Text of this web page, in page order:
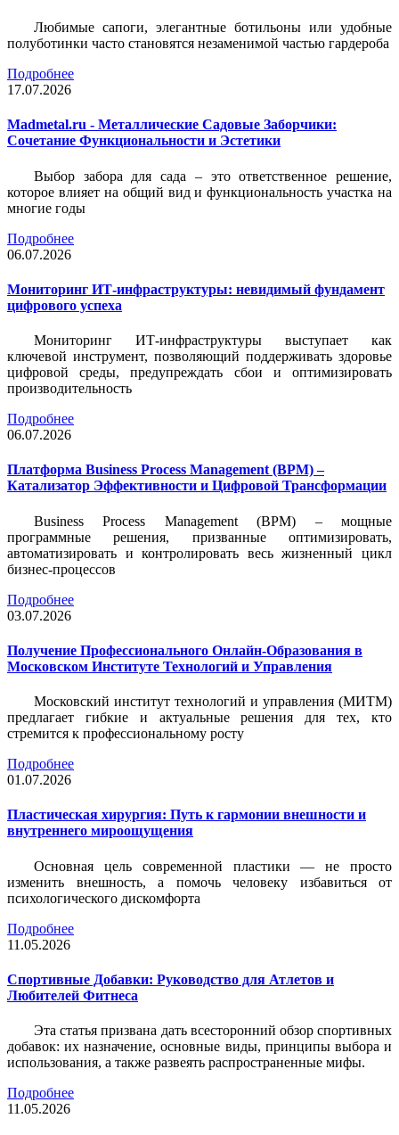
Любимые сапоги, элегантные ботильоны или удобные
полуботинки часто становятся незаменимой частью гардероба
Подробнее
17.07.2026
Madmetal.ru - Металлические Садовые Заборчики:
Сочетание Функциональности и Эстетики
Выбор забора для сада – это ответственное решение,
которое влияет на общий вид и функциональность участка на
многие годы
Подробнее
06.07.2026
Мониторинг ИТ-инфраструктуры: невидимый фундамент
цифрового успеха
Мониторинг ИТ-инфраструктуры выступает как
ключевой инструмент, позволяющий поддерживать здоровье
цифровой среды, предупреждать сбои и оптимизировать
производительность
Подробнее
06.07.2026
Платформа Business Process Management (BPM) –
Катализатор Эффективности и Цифровой Трансформации
Business Process Management (BPM) – мощные
программные решения, призванные оптимизировать,
автоматизировать и контролировать весь жизненный цикл
бизнес-процессов
Подробнее
03.07.2026
Получение Профессионального Онлайн-Образования в
Московском Институте Технологий и Управления
Московский институт технологий и управления (МИТМ)
предлагает гибкие и актуальные решения для тех, кто
стремится к профессиональному росту
Подробнее
01.07.2026
Пластическая хирургия: Путь к гармонии внешности и
внутреннего мироощущения
Основная цель современной пластики — не просто
изменить внешность, а помочь человеку избавиться от
психологического дискомфорта
Подробнее
11.05.2026
Спортивные Добавки: Руководство для Атлетов и
Любителей Фитнеса
Эта статья призвана дать всесторонний обзор спортивных
добавок: их назначение, основные виды, принципы выбора и
использования, а также развеять распространенные мифы.
Подробнее
11.05.2026